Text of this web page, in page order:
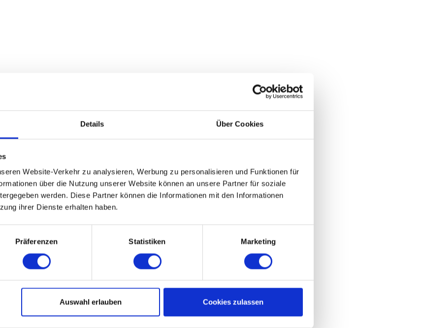
Details Über Cookies
Website-Verkehr zu analysieren, Werbung zu personalisieren und Funktionen für
über die Nutzung unserer Website können an unsere Partner für soziale
werden. Diese Partner können die Informationen mit den Informationen
ihrer Dienste erhalten haben.
Präferenzen Statistiken Marketing
Auswahl erlauben Cookies zulassen